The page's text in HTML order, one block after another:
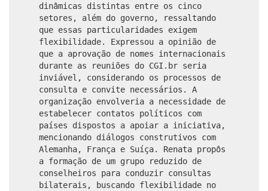
dinâmicas distintas entre os cinco
setores, além do governo, ressaltando
que essas particularidades exigem
flexibilidade. Expressou a opinião de
que a aprovação de nomes internacionais
durante as reuniões do CGI.br seria
inviável, considerando os processos de
consulta e convite necessários. A
organização envolveria a necessidade de
estabelecer contatos políticos com
países dispostos a apoiar a iniciativa,
mencionando diálogos construtivos com
Alemanha, França e Suíça. Renata propôs
a formação de um grupo reduzido de
conselheiros para conduzir consultas
bilaterais, buscando flexibilidade no